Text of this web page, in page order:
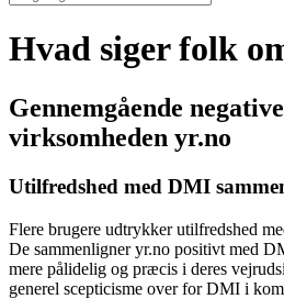
Hvad siger folk
Gennemgående
virksomheden yr.no
Utilfredshed med DMI
Flere brugere udtrykker utilfredshed
De sammenligner yr.no positivt med
mere pålidelig og præcis i deres
generel scepticisme over for DMI i